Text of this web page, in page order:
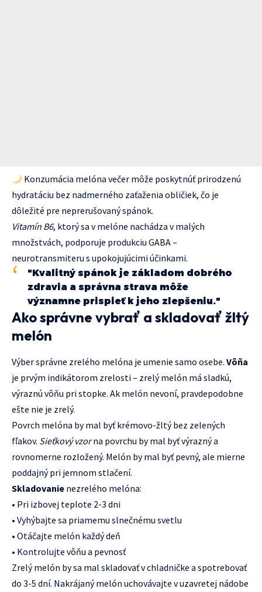
Konzumácia melóna večer môže poskytnúť prirodzenú
hydratáciu bez nadmerného zaťaženia obličiek, čo je
dôležité pre neprerušovaný spánok.
Vitamín B6, ktorý sa v melóne nachádza v malých
množstvách, podporuje produkciu GABA –
neurotransmiteru s upokojujúcimi účinkami.
"Kvalitný spánok je základom dobrého
zdravia a správna strava môže
významne prispieť k jeho zlepšeniu."
Ako správne vybrať a skladovať žltý
melón
Výber správne zrelého melóna je umenie samo osebe. Vôňa
je prvým indikátorom zrelosti – zrelý melón má sladkú,
výraznú vôňu pri stopke. Ak melón nevoní, pravdepodobne
ešte nie je zrelý.
Povrch melóna by mal byť krémovo-žltý bez zelených
fľakov. Sieťkový vzorna povrchu by mal byť výrazný a
rovnomerne rozložený. Melón by mal byť pevný, ale mierne
poddajný pri jemnom stlačení.
Skladovanie nezrelého melóna:
• Pri izbovej teplote 2-3 dni
• Vyhýbajte sa priamemu slnečnému svetlu
• Otáčajte melón každý deň
• Kontrolujte vôňu a pevnosť
Zrelý melón by sa mal skladovať v chladničke a spotrebovať
do 3-5 dní. Nakrájaný melón uchovávajte v uzavretej nádobe